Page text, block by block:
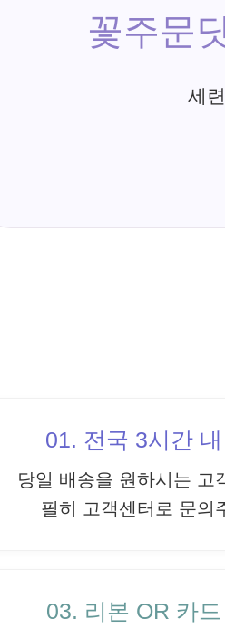
꽃주문
세
01. 전국 3시간
당일 배송을 원하시는 고
필히 고객센터로 문의
03. 리본 OR 카